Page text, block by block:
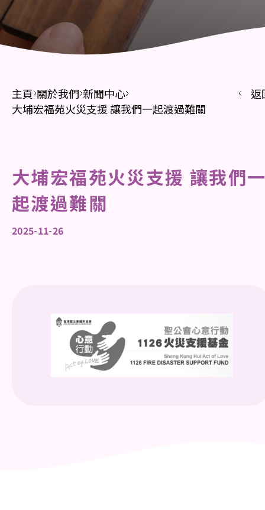
主頁 關於我們 新聞中心
大埔宏福苑火災支援 讓我們一起渡過難關
返
大埔宏福苑火災支援 讓我們
起渡過難關
2025-11-26